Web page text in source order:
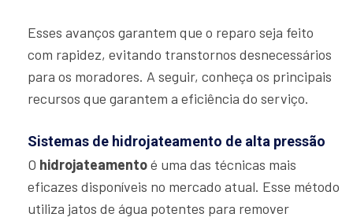
Esses avanços garantem que o reparo seja feito
com rapidez, evitando transtornos desnecessários
para os moradores. A seguir, conheça os principais
recursos que garantem a eficiência do serviço.
Sistemas de hidrojateamento de alta pressão
O hidrojateamentoé uma das técnicas mais
eficazes disponíveis no mercado atual. Esse método
utiliza jatos de água potentes para remover